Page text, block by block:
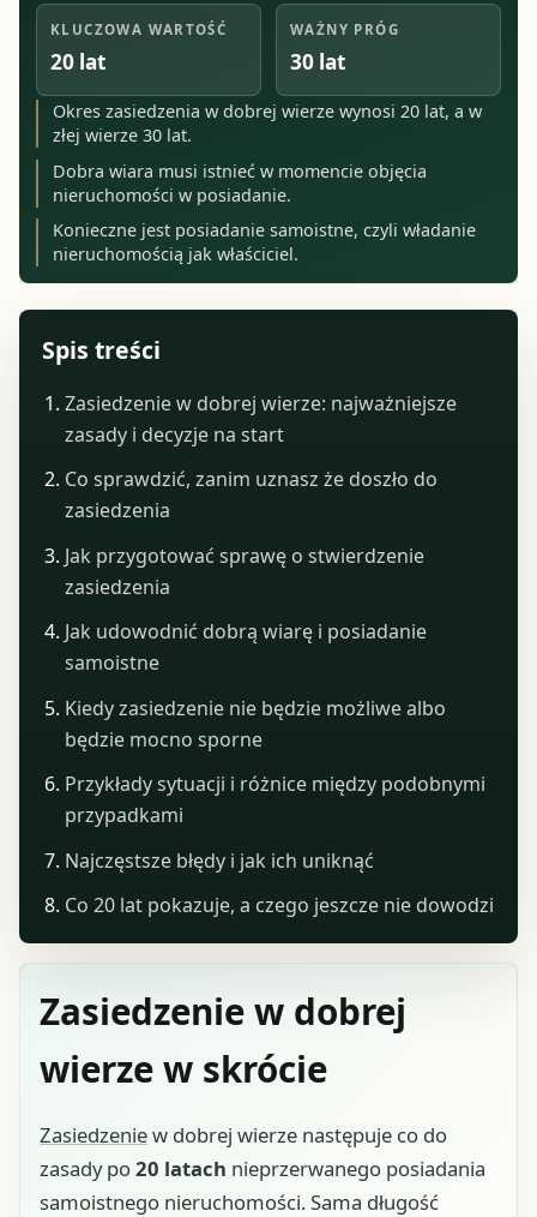
KLUCZOWA WARTOŚĆ
20 lat
WAŻNY PRÓG
30 lat
Okres zasiedzenia w dobrej wierze wynosi 20 lat, a w
złej wierze 30 lat.
Dobra wiara musi istnieć w momencie objęcia
nieruchomości w posiadanie.
Konieczne jest posiadanie samoistne, czyli władanie
nieruchomością jak właściciel.
Zasiedzenie w dobrej
wierze w skrócie
Zasiedzeniew dobrej wierze następuje co do
zasady po20 latach nieprzerwanego posiadania
samoistnego nieruchomości. Sama długość
Spis treści
Zasiedzenie w dobrej wierze: najważniejsze
zasady i decyzje na start
Co sprawdzić, zanim uznasz że doszło do
zasiedzenia
Jak przygotować sprawę o stwierdzenie
zasiedzenia
Jak udowodnić dobrą wiarę i posiadanie
samoistne
Kiedy zasiedzenie nie będzie możliwe albo
będzie mocno sporne
Przykłady sytuacji i różnice między podobnymi
przypadkami
Najczęstsze błędy i jak ich uniknąć
Co 20 lat pokazuje, a czego jeszcze nie dowodzi